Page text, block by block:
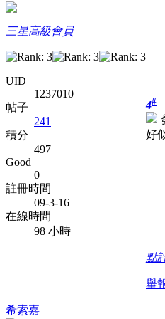
三星高級會員
UID
1237010
帖子
241
積分
497
Good
0
註冊時間
09-3-16
在線時間
98 小時
4#
好
點
舉
希索嘉